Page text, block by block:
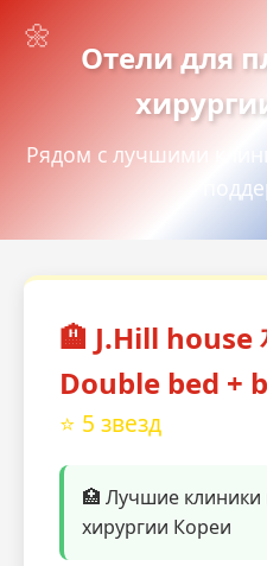
Отели для
Рядом с лучшими
🏨 J.Hill house
Double bed +
⭐ 5 звезд
🏥 Лучшие клиники
хирургии Кореи